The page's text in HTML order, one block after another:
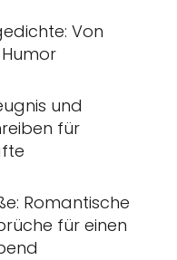
Von
und
für
Romantische
für einen